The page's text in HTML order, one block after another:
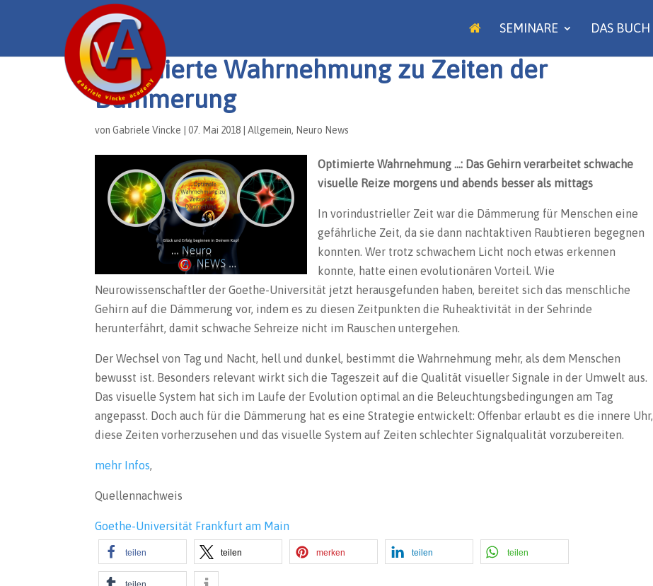
SEMINARE DAS BUCH
Optimierte Wahrnehmung zu Zeiten der
Dämmerung
vonGabriele Vincke |07. Mai 2018 |Allgemein, Neuro News
Optimierte Wahrnehmung …: Das Gehirn verarbeitet schwache
visuelle Reize morgens und abends besser als mittags
In vorindustrieller Zeit war die Dämmerung für Menschen eine
gefährliche Zeit, da sie dann nachtaktiven Raubtieren begegnen
konnten. Wer trotz schwachem Licht noch etwas erkennen
konnte, hatte einen evolutionären Vorteil. Wie
Neurowissenschaftler der Goethe-Universität jetzt herausgefunden haben, bereitet sich das menschliche
Gehirn auf die Dämmerung vor, indem es zu diesen Zeitpunkten die Ruheaktivität in der Sehrinde
herunterfährt, damit schwache Sehreize nicht im Rauschen untergehen.
Der Wechsel von Tag und Nacht, hell und dunkel, bestimmt die Wahrnehmung mehr, als dem Menschen
bewusst ist. Besonders relevant wirkt sich die Tageszeit auf die Qualität visueller Signale in der Umwelt aus.
Das visuelle System hat sich im Laufe der Evolution optimal an die Beleuchtungsbedingungen am Tag
angepasst. Doch auch für die Dämmerung hat es eine Strategie entwickelt: Offenbar erlaubt es die innere Uhr,
diese Zeiten vorherzusehen und das visuelle System auf Zeiten schlechter Signalqualität vorzubereiten.
mehr Infos,
Quellennachweis
Goethe-Universität Frankfurt am Main
teilen teilen merken teilen teilen